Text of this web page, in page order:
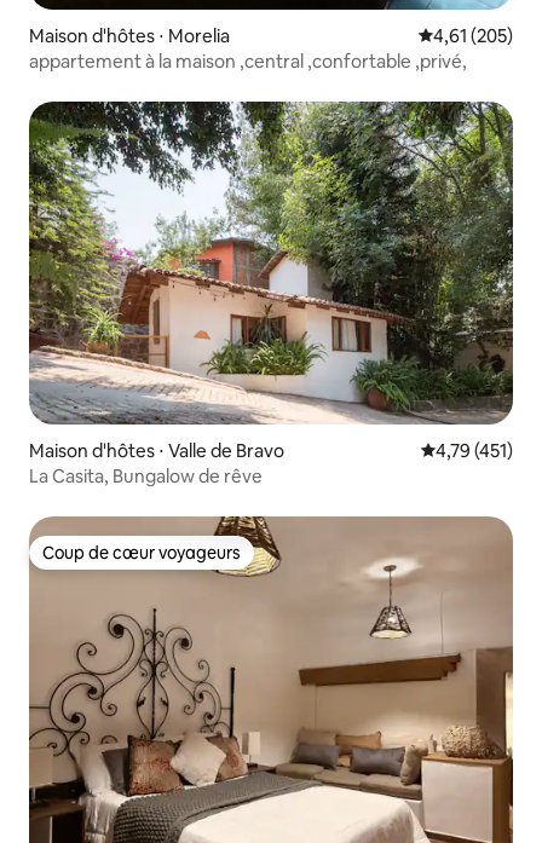
Maison d'hôtes ⋅ Morelia Évaluation
4,61 (205)
appartement à la maison ,central ,confortable ,privé,
Maison d'hôtes ⋅ Valle de Bravo Évaluation
4,79 (451)
La Casita, Bungalow de rêve
Coup de cœur voyageurs
Coup de cœur voyageurs